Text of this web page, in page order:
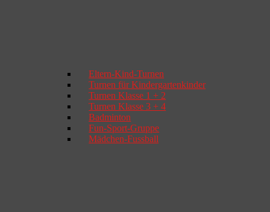
Eltern-Kind-Turnen
Turnen für Kindergartenkinder
Turnen Klasse 1 + 2
Turnen Klasse 3 + 4
Badminton
Fun-Sport-Gruppe
Mädchen-Fussball